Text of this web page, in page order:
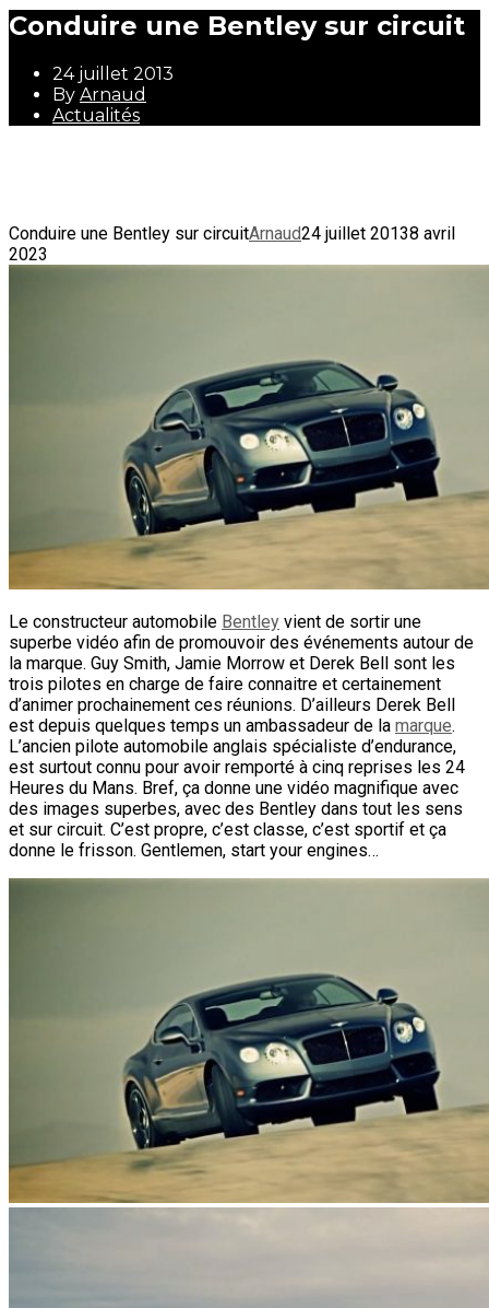
Conduire une Bentley sur circuit
24 juillet 2013
By Arnaud
Actualités
Conduire une Bentley sur circuitArnaud24 juillet 20138 avril
2023
Le constructeur automobile Bentley vient de sortir une
superbe vidéo afin de promouvoir des événements autour de
la marque. Guy Smith, Jamie Morrow et Derek Bell sont les
trois pilotes en charge de faire connaitre et certainement
d’animer prochainement ces réunions. D’ailleurs Derek Bell
est depuis quelques temps un ambassadeur de la marque.
L’ancien pilote automobile anglais spécialiste d’endurance,
est surtout connu pour avoir remporté à cinq reprises les 24
Heures du Mans. Bref, ça donne une vidéo magnifique avec
des images superbes, avec des Bentley dans tout les sens
et sur circuit. C’est propre, c’est classe, c’est sportif et ça
donne le frisson. Gentlemen, start your engines…